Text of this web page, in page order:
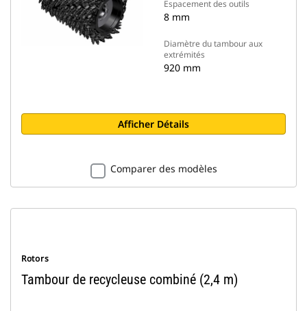
Espacement des outils
8 mm
Diamètre du tambour aux
extrémités
920 mm
Afficher Détails
Comparer des modèles
Rotors
Tambour de recycleuse combiné (2,4 m)